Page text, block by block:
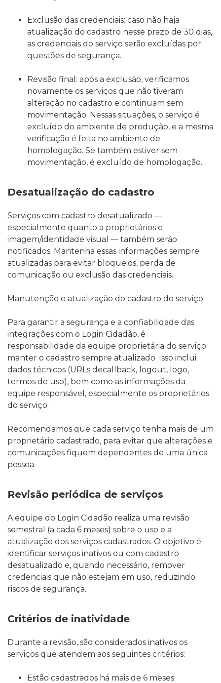
Exclusão das credenciais: caso não haja
atualização do cadastro nesse prazo de 30 dias,
as credenciais do serviço serão excluídas por
questões de segurança.
Revisão final: após a exclusão, verificamos
novamente os serviços que não tiveram
alteração no cadastro e continuam sem
movimentação. Nessas situações, o serviço é
excluído do ambiente de produção, e a mesma
verificação é feita no ambiente de
homologação. Se também estiver sem
movimentação, é excluído de homologação.
Desatualização do cadastro
Serviços com cadastro desatualizado —
especialmente quanto a proprietários e
imagem/identidade visual — também serão
notificados. Mantenha essas informações sempre
atualizadas para evitar bloqueios, perda de
comunicação ou exclusão das credenciais.
Manutenção e atualização do cadastro do serviço
Para garantir a segurança e a confiabilidade das
integrações com o Login Cidadão, é
responsabilidade da equipe proprietária do serviço
manter o cadastro sempre atualizado. Isso inclui
dados técnicos (URLs decallback, logout, logo,
termos de uso), bem como as informações da
equipe responsável, especialmente os proprietários
do serviço.
Recomendamos que cada serviço tenha mais de um
proprietário cadastrado, para evitar que alterações e
comunicações fiquem dependentes de uma única
pessoa.
Revisão periódica de serviços
A equipe do Login Cidadão realiza uma revisão
semestral (a cada 6 meses) sobre o uso e a
atualização dos serviços cadastrados. O objetivo é
identificar serviços inativos ou com cadastro
desatualizado e, quando necessário, remover
credenciais que não estejam em uso, reduzindo
riscos de segurança.
Critérios de inatividade
Durante a revisão, são considerados inativos os
serviços que atendem aos seguintes critérios:
Estão cadastrados há mais de 6 meses;